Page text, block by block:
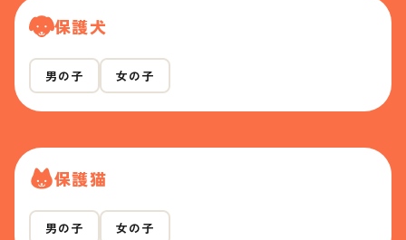
保護犬
男の子 女の子
保護猫
男の子 女の子